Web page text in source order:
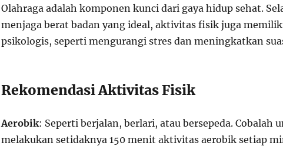
Olahraga adalah komponen kunci dari gaya hidup sehat.
menjaga berat badan yang ideal, aktivitas fisik juga
psikologis, seperti mengurangi stres dan meningkatkan
Rekomendasi Aktivitas Fisik
Aerobik: Seperti berjalan, berlari, atau bersepeda. Cobalah
melakukan setidaknya 150 menit aktivitas aerobik setiap